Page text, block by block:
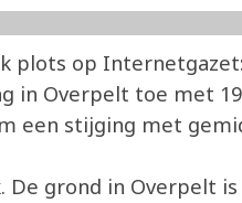
plots op Internetgazet:
in Overpelt toe met
een stijging met
De grond in Overpelt